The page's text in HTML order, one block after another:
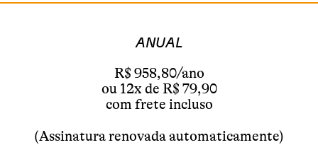
ANUAL
R$ 958,80/ano
ou 12x de R$ 79,90
com frete incluso
(Assinatura renovada automaticamente)